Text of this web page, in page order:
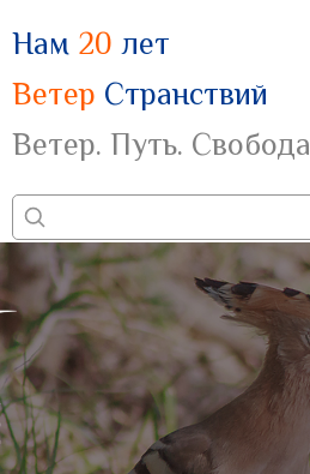
Нам 20 лет
Ветер Странствий
Ветер. Путь. Свобода